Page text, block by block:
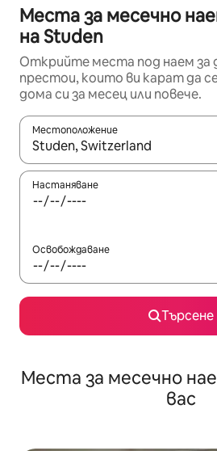
Места за месечно
на Studen
Открийте места под наем за
престои, които ви карат да
дома си за месец или повече.
Местоположение
Когато резултатите се
Настаняване
Освобождаване
Търсене
Места за месечно
вас